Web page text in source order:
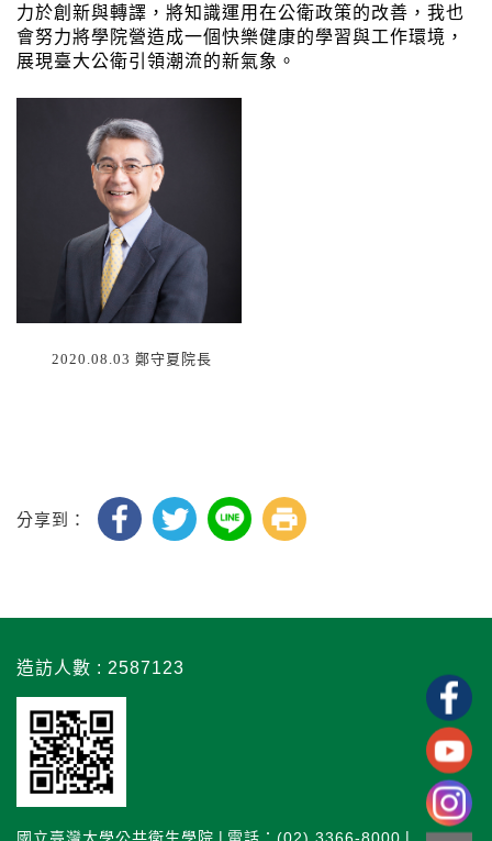
力於創新與轉譯，將知識運用在公衛政策的改善，我也
會努力將學院營造成一個快樂健康的學習與工作環境，
展現臺大公衛引領潮流的新氣象。
2020.08.03 鄭守夏院長
分享到：
造訪人數 : 2587123